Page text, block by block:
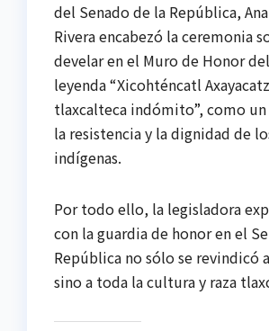
del Senado de la República,
Rivera encabezó la ceremonia
develar en el Muro de Honor
leyenda “Xicohténcatl
tlaxcalteca indómito”, como
la resistencia y la dignidad de
indígenas.
Por todo ello, la legisladora
con la guardia de honor en el
República no sólo se revindicó
sino a toda la cultura y raza